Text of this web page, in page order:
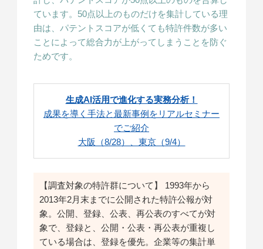
ています。50点以上のものだけを集計している理
由は、パテントスコアが低くても特許件数が多い
ことによって総合力が上がってしまうことを防ぐ
ためです。
生成AI活用で進化する実務分析！
成果を導く手法と最新事例をリアルセミナー
でご紹介
大阪（8/28）、東京（9/4）
【調査対象の特許群について】 1993年から
2013年2月末までに公開された特許公報が対
象。公開、登録、公表、再公表のすべてが対
象で、登録と、公開・公表・再公表が重複し
ている場合は、登録を優先。企業等の集計単